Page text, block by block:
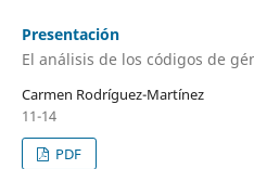
Presentación
El análisis de los códigos de
Carmen Rodríguez-Martínez
11-14
PDF